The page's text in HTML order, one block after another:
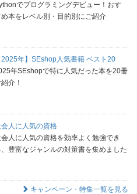
でプログラミングデビュー！おす
め本をレベル別・目的別にご紹介
2025年】SEshop人気書籍 ベスト20
年SEshopで特に人気だった本を20冊
介！
人に人気の資格
人に人気の資格を効率よく勉強でき
、豊富なジャンルの対策書を集めました
キャンペーン・特集一覧を見る